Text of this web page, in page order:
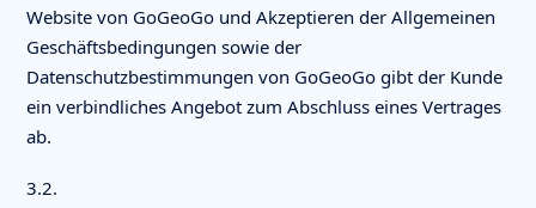
Website von GoGeoGo und Akzeptieren der Allgemeinen
Geschäftsbedingungen sowie der
Datenschutzbestimmungen von GoGeoGo gibt der Kunde
ein verbindliches Angebot zum Abschluss eines Vertrages
ab.
3.2.